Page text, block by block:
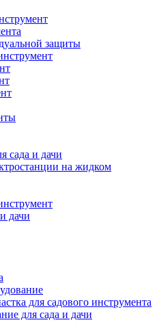
защиты
сада и дачи
на жидком
дачи
для садового инструмента
для сада и дачи